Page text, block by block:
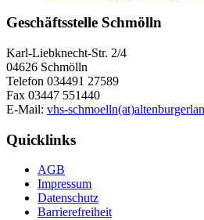
Geschäftsstelle Schmölln
Karl-Liebknecht-Str. 2/4
04626 Schmölln
Telefon 034491 27589
Fax 03447 551440
E-Mail: vhs-
Quicklinks
AGB
Impressum
Datenschutz
Barrierefreiheit